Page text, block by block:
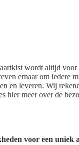
wordt altijd voor
ernaar om iedere
en leveren. Wij
hier meer over de
voor een uniek